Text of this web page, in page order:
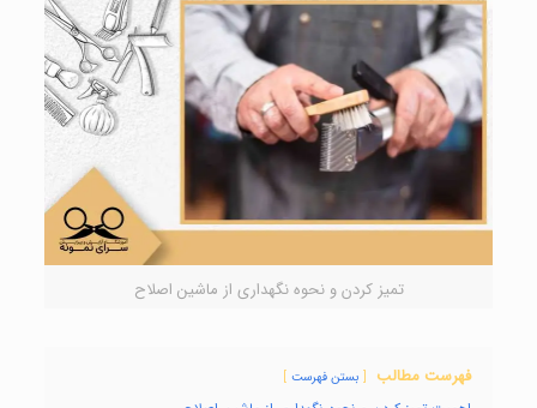
تمیز کردن و نحوه نگهداری از ماشین اصلاح
فهرست مطالب بستن فهرست